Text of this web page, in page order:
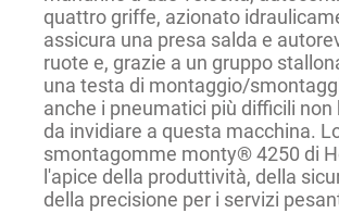
quattro griffe, azionato
assicura una presa salda e
ruote e, grazie a un gruppo
una testa di montaggio/
anche i pneumatici più difficili non
da invidiare a questa macchina.
smontagomme monty® 4250 di
l'apice della produttività, della
della precisione per i servizi